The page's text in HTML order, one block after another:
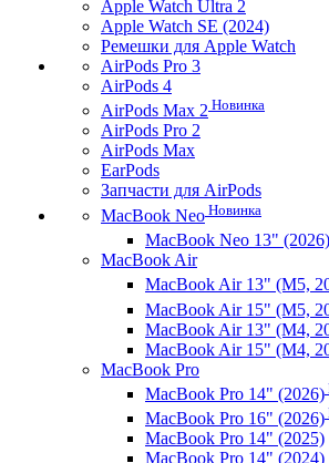
Apple Watch Ultra 2
Apple Watch SE (2024)
Ремешки для Apple Watch
AirPods Pro 3
AirPods 4
AirPods Max 2 Новинка
AirPods Pro 2
AirPods Max
EarPods
Запчасти для AirPods
MacBook Neo Новинка
MacBook Neo 13" (2026)
MacBook Air
MacBook Air 13" (M5,
MacBook Air 15" (M5,
MacBook Air 13" (M4,
MacBook Air 15" (M4,
MacBook Pro
MacBook Pro 14" (2026)
MacBook Pro 16" (2026)
MacBook Pro 14" (2025)
MacBook Pro 14" (2024)